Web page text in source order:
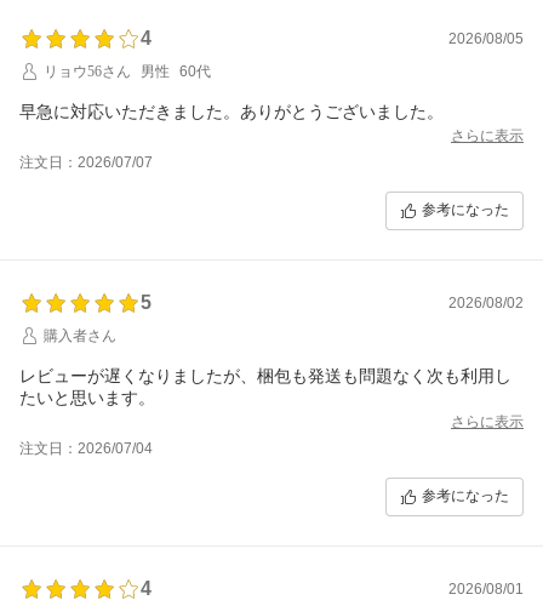
4
2026/08/05
リョウ56さん
男性 60代
早急に対応いただきました。ありがとうございました。
さらに表示
注文日：2026/07/07
参考になった
5
2026/08/02
購入者さん
レビューが遅くなりましたが、梱包も発送も問題なく次も利用し
たいと思います。
さらに表示
注文日：2026/07/04
参考になった
4
2026/08/01